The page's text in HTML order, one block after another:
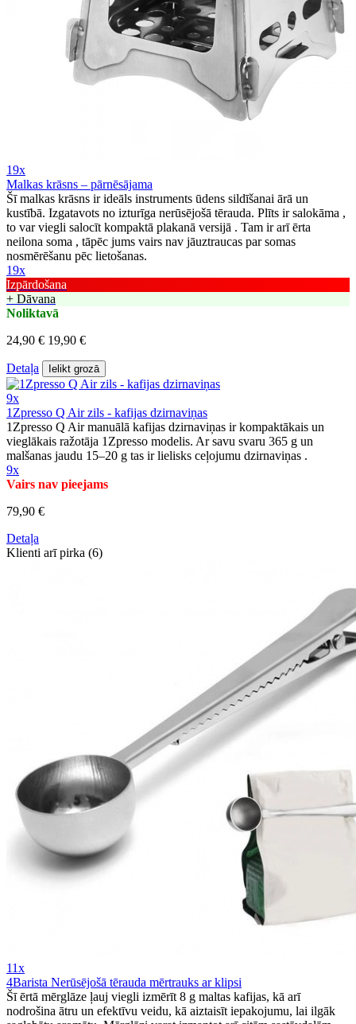
19x
Malkas krāsns – pārnēsājama
Šī malkas krāsns ir ideāls instruments ūdens sildīšanai ārā un
kustībā. Izgatavots no izturīga nerūsējošā tērauda. Plīts ir salokāma ,
to var viegli salocīt kompaktā plakanā versijā . Tam ir arī ērta
neilona soma , tāpēc jums vairs nav jāuztraucas par somas
nosmērēšanu pēc lietošanas.
19x
Izpārdošana
+ Dāvana
Noliktavā
24,90 € 19,90 €
Detaļa Ielikt grozā
9x
1Zpresso Q Air zils - kafijas dzirnaviņas
1Zpresso Q Air manuālā kafijas dzirnaviņas ir kompaktākais un
vieglākais ražotāja 1Zpresso modelis. Ar savu svaru 365 g un
malšanas jaudu 15–20 g tas ir lielisks ceļojumu dzirnaviņas .
9x
Vairs nav pieejams
79,90 €
Detaļa
Klienti arī pirka (6)
11x
4Barista Nerūsējošā tērauda mērtrauks ar klipsi
Šī ērtā mērglāze ļauj viegli izmērīt 8 g maltas kafijas, kā arī
nodrošina ātru un efektīvu veidu, kā aiztaisīt iepakojumu, lai ilgāk